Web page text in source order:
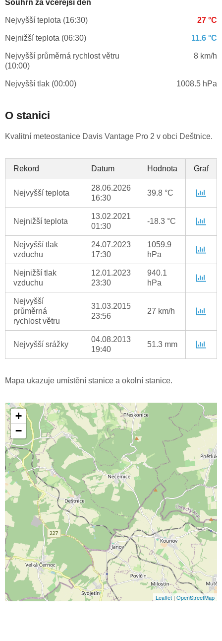
Souhrn za včerejší den
Nejvyšší teplota (16:30) 27 °C
Nejnižší teplota (06:30) 11.6 °C
Nejvyšší průměrná rychlost větru
(10:00)
8 km/h
Nejvyšší tlak (00:00) 1008.5 hPa
O stanici
Kvalitní meteostanice Davis Vantage Pro 2 v obci Deštnice.
Rekord Datum Hodnota Graf
Nejvyšší teplota
28.06.2026
16:30
39.8 °C
Nejnižší teplota
13.02.2021
01:30
-18.3 °C
Nejvyšší tlak
vzduchu
24.07.2023
17:30
1059.9
hPa
Nejnižší tlak
vzduchu
12.01.2023
23:30
940.1
hPa
Nejvyšší
průměrná
rychlost větru
31.03.2015
23:56
27 km/h
Nejvyšší srážky
04.08.2013
19:40
51.3 mm
Mapa ukazuje umístění stanice a okolní stanice.
+
−
Leaflet | OpenStreetMap